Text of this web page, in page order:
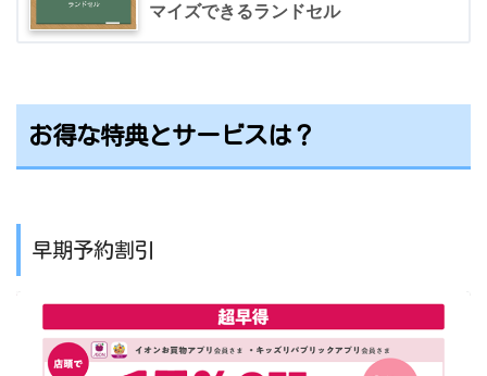
公式サイト カスタマイズランドセル
価格
15％OFF33,660円～62,645円
1回目/2021年5月31日(10月上旬以降お届
け)
マイズできるランドセル
お得な特典とサービスは？
早期予約割引